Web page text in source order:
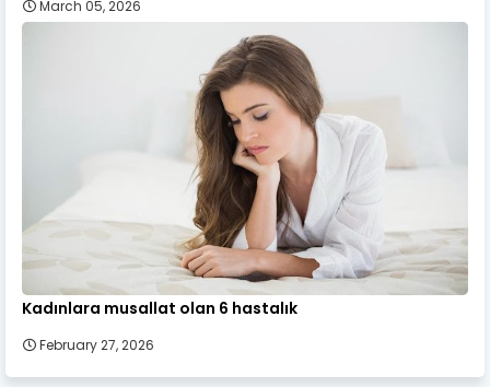
March 05, 2026
Kadınlara musallat olan 6 hastalık
February 27, 2026